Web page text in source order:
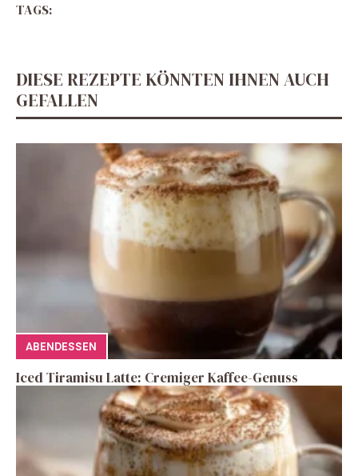
TAGS:
DIESE REZEPTE KÖNNTEN IHNEN AUCH
GEFALLEN
ABENDESSEN
Iced Tiramisu Latte: Cremiger Kaffee-Genuss